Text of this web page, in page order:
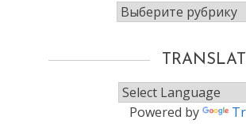
Рубрики
Powered by